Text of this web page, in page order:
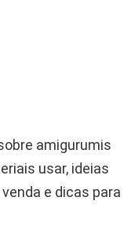
amigurumis
usar, ideias
e dicas para